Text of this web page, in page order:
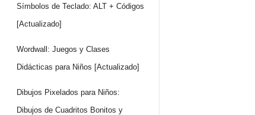
Símbolos de Teclado: ALT + Códigos
[Actualizado]
Wordwall: Juegos y Clases
Didácticas para Niños [Actualizado]
Dibujos Pixelados para Niños:
Dibujos de Cuadritos Bonitos y